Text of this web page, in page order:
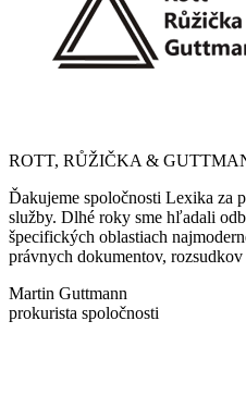
ROTT, RŮŽIČKA &
Ďakujeme spoločnosti Lexika za
služby. Dlhé roky sme hľadali
špecifických oblastiach
právnych dokumentov, rozsudkov
Martin Guttmann
prokurista spoločnosti